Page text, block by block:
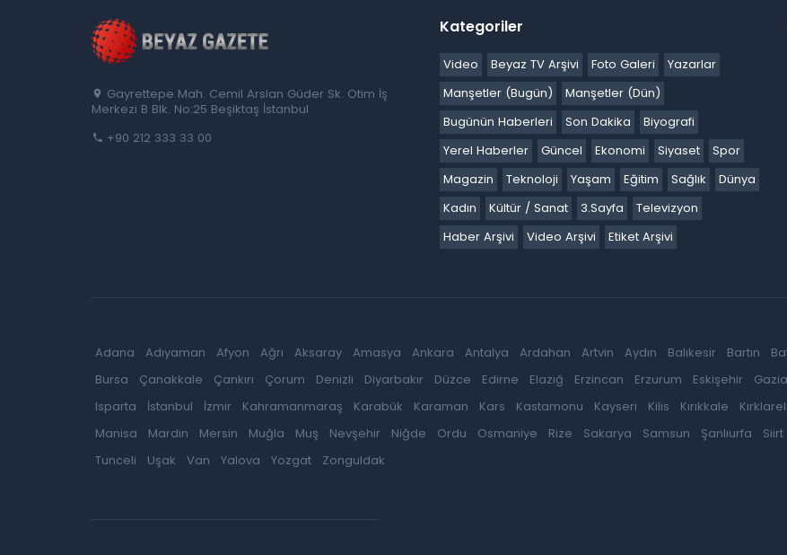
Gayrettepe Mah. Cemil Arslan Güder Sk. Otim İş
Merkezi B Blk. No:25 Beşiktaş İstanbul
+90 212 333 33 00
Kategoriler
Video Beyaz TV Arşivi Foto Galeri
Yazarlar
Manşetler (Bugün)
Manşetler (Dün)
Bugünün Haberleri
Son Dakika
Biyografi
Yerel Haberler
Güncel Ekonomi Siyaset
Spor
Magazin
Teknoloji Yaşam Eğitim Sağlık
Dünya
Kadın
Kültür / Sanat 3.Sayfa
Televizyon
Haber Arşivi
Video Arşivi Etiket Arşivi
Adana Adıyaman Afyon Ağrı Aksaray Amasya Ankara Antalya Ardahan Artvin Aydın Balıkesir Bartın
Bursa
Çanakkale Çankırı Çorum Denizli Diyarbakır Düzce Edirne Elazığ Erzincan Erzurum Eskişehir
Isparta
İstanbul İzmir Kahramanmaraş Karabük Karaman Kars Kastamonu Kayseri Kilis Kırıkkale Kırklareli
Manisa
Mardin Mersin Muğla Muş Nevşehir Niğde Ordu Osmaniye Rize Sakarya Samsun Şanlıurfa Siirt
Tunceli
Uşak Van Yalova Yozgat Zonguldak